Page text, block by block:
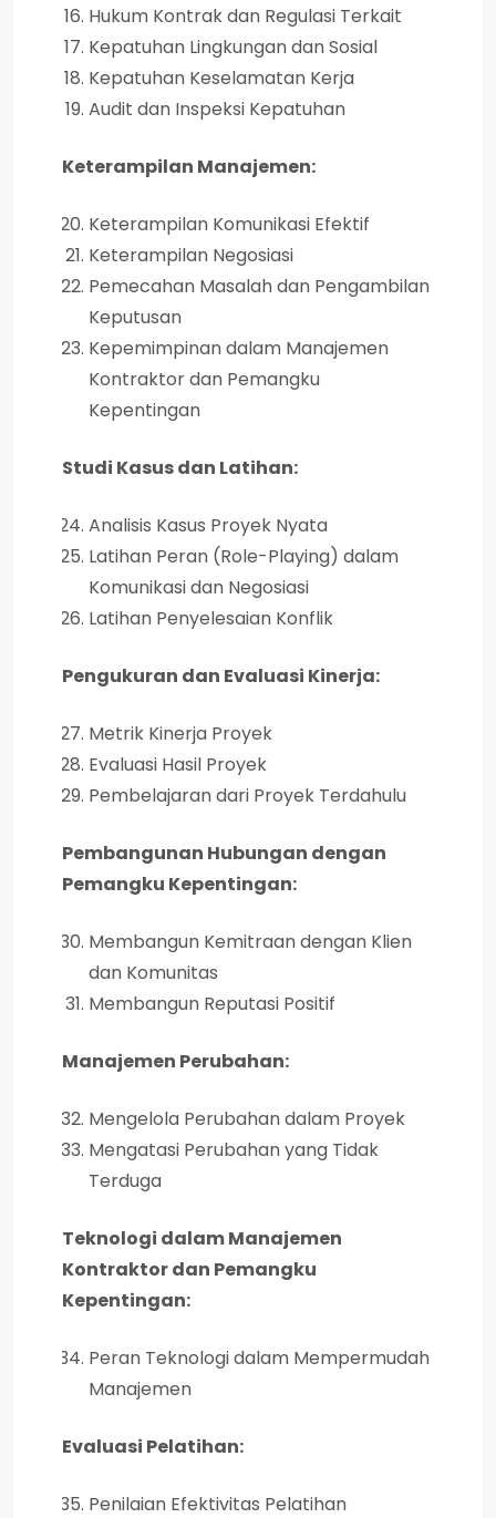
Hukum Kontrak dan Regulasi Terkait
Kepatuhan Lingkungan dan Sosial
Kepatuhan Keselamatan Kerja
Audit dan Inspeksi Kepatuhan
Keterampilan Manajemen:
Keterampilan Komunikasi Efektif
Keterampilan Negosiasi
Pemecahan Masalah dan Pengambilan
Keputusan
Kepemimpinan dalam Manajemen
Kontraktor dan Pemangku
Kepentingan
Studi Kasus dan Latihan:
Analisis Kasus Proyek Nyata
Latihan Peran (Role-Playing) dalam
Komunikasi dan Negosiasi
Latihan Penyelesaian Konflik
Pengukuran dan Evaluasi Kinerja:
Metrik Kinerja Proyek
Evaluasi Hasil Proyek
Pembelajaran dari Proyek Terdahulu
Pembangunan Hubungan dengan
Pemangku Kepentingan:
Membangun Kemitraan dengan Klien
dan Komunitas
Membangun Reputasi Positif
Manajemen Perubahan:
Mengelola Perubahan dalam Proyek
Mengatasi Perubahan yang Tidak
Terduga
Teknologi dalam Manajemen
Kontraktor dan Pemangku
Kepentingan:
Peran Teknologi dalam Mempermudah
Manajemen
Evaluasi Pelatihan:
Penilaian Efektivitas Pelatihan